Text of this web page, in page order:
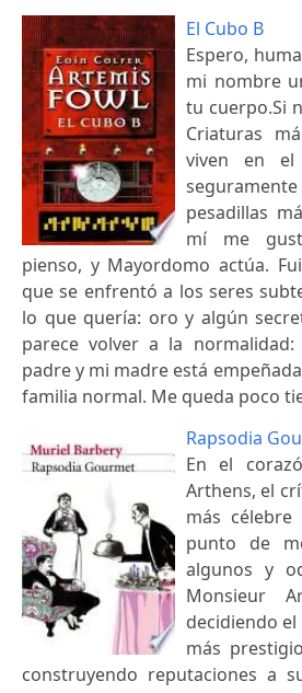
El Cubo B
Espero,
mi nombre
tu cuerpo.Si
Criaturas
viven en el
pesadillas
mí me
pienso, y Mayordomo actúa.
que se enfrentó a los seres
lo que quería: oro y algún
parece volver a la
padre y mi madre está
familia normal. Me queda poco
Rapsodia
En el
Arthens, el
más
punto de
algunos y
Monsieur
decidiendo
más
construyendo reputaciones a